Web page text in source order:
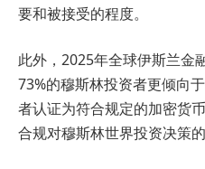
要和被接受的程度。
此外，2025年全球伊斯兰金
73%的穆斯林投资者更倾向
者认证为符合规定的加密货
合规对穆斯林世界投资决策的